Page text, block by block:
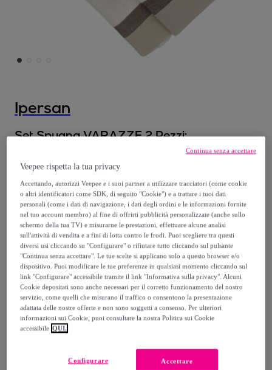
Ipersan
Set Spugna VARAZZE 2 Pezzi:
Viso+Ospite - 450 gr/mÂ² - 100% Puro
Cotone
Modello: Set Spugna VARAZZE 2 Pezzi:
Viso+Ospite - 450 gr/mÂ² - 100% Puro
Cotone
14,90 €
26,00 €
-42%
Venduto daIPERSAN - La Casa in Armonia
Veepee rispetta la tua privacy
Accettando, autorizzi Veepee e i suoi partner a utilizzare tracciatori (come cookie
o altri identificatori come SDK, di seguito "Cookie") e a trattare i tuoi dati
personali (come i dati di navigazione, i dati degli ordini e le informazioni fornite
nel tuo account membro) al fine di offrirti pubblicità personalizzate (anche sullo
schermo della tua TV) e misurarne le prestazioni, effettuare alcune analisi
sull'attività di vendita e a fini di lotta contro le frodi. Puoi scegliere tra questi
diversi usi cliccando su "Configurare" o rifiutare tutto cliccando sul pulsante
"Continua senza accettare". Le tue scelte si applicano solo a questo browser e/o
dispositivo. Puoi modificare le tue preferenze in qualsiasi momento cliccando sul
link "Configurare" accessibile tramite il link "Informativa sulla privacy". Alcuni
Cookie depositati sono anche necessari per il corretto funzionamento del nostro
servizio, come quelli che misurano il traffico o consentono la presentazione
adattata delle nostre offerte e non sono soggetti a consenso. Per ulteriori
informazioni sui Cookie, puoi consultare la nostra Politica sui Cookie
accessibile QUI.
Accettare
Configurare
Continua senza accettare